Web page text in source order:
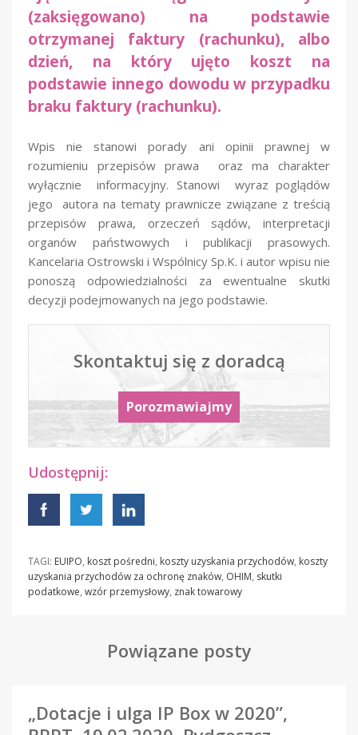
(zaksięgowano) na podstawie
otrzymanej faktury (rachunku), albo
dzień, na który ujęto koszt na
podstawie innego dowodu w przypadku
braku faktury (rachunku).
Wpis nie stanowi porady ani opinii prawnej w
rozumieniu przepisów prawa oraz ma charakter
wyłącznie informacyjny. Stanowi wyraz poglądów
jego autora na tematy prawnicze związane z treścią
przepisów prawa, orzeczeń sądów, interpretacji
organów państwowych i publikacji prasowych.
Kancelaria Ostrowski i Wspólnicy Sp.K. i autor wpisu nie
ponoszą odpowiedzialności za ewentualne skutki
decyzji podejmowanych na jego podstawie.​​
Skontaktuj się z doradcą
Porozmawiajmy
Udostępnij:
TAGI: EUIPO, koszt pośredni, koszty uzyskania przychodów, koszty
uzyskania przychodów za ochronę znaków, OHIM, skutki
podatkowe, wzór przemysłowy, znak towarowy
Powiązane posty
„Dotacje i ulga IP Box w 2020”,